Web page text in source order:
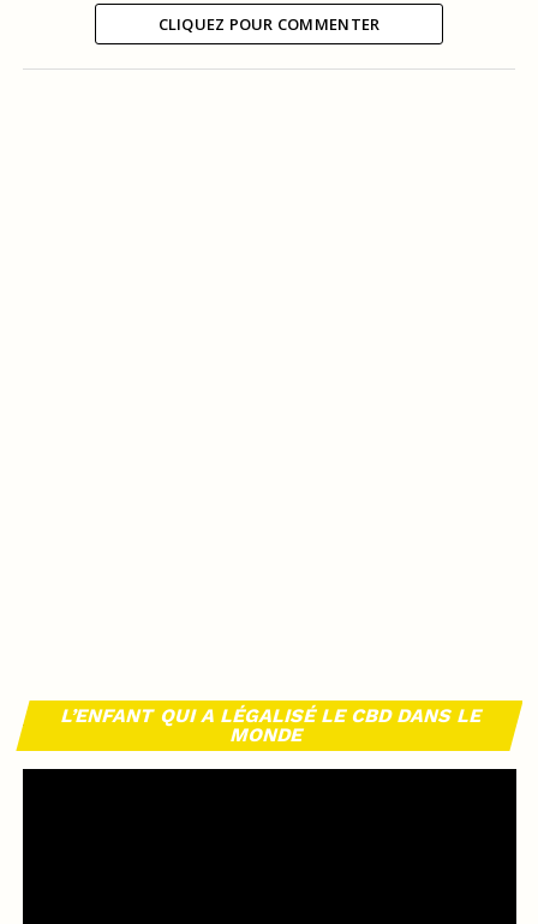
CLIQUEZ POUR COMMENTER
L’ENFANT QUI A LÉGALISÉ LE CBD DANS LE
MONDE